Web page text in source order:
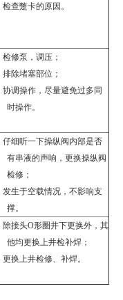
检查蹩卡的原因。
检修泵，调压；
排除堵塞部位；
协调操作，尽量避免过多同
时操作。
仔细听一下操纵阀内部是否
有串液的声响，更换操纵阀
检修；
发生于空载情况，不影响支
撑。
除接头O形圈井下更换外，其
他均更换上井检补焊；
更换上井检修、补焊。